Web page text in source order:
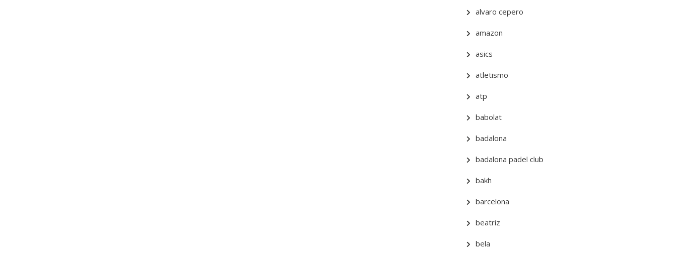
alvaro cepero
amazon
asics
atletismo
atp
babolat
badalona
badalona padel club
bakh
barcelona
beatriz
bela